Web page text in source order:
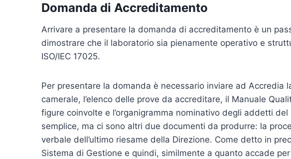
Domanda di Accreditamento
Arrivare a presentare la domanda di accreditamento è un
dimostrare che il laboratorio sia pienamente operativo e
ISO/IEC 17025.
Per presentare la domanda è necessario inviare ad Accredia
camerale, l’elenco delle prove da accreditare, il Manuale
figure coinvolte e l’organigramma nominativo degli addetti
semplice, ma ci sono altri due documenti da produrre: la
verbale dell’ultimo riesame della Direzione. Come detto in
Sistema di Gestione e quindi, similmente a quanto accade